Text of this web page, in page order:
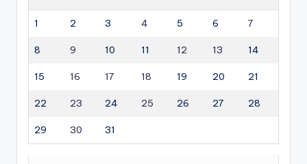
1 2 3 4 5 6 7
8 9 10 11 12 13 14
15 16 17 18 19 20 21
22 23 24 25 26 27 28
29 30 31